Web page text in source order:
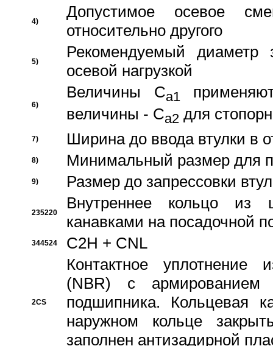
4)
Допустимое осевое
относительно другого
5)
Рекомендуемый диаметр
осевой нагрузкой
6)
Величины Ca1
величины - Ca2 для
7) Ширина до ввода втулки в
8) Минимальный размер для
9) Размер до запрессовки
235220
Внутреннее кольцо из
канавками на посадочной
344524 C2H + CNL
2CS
Контактное уплотнение
(NBR) с
подшипника. Кольцевая
наружном кольце
заполнен антизадирной